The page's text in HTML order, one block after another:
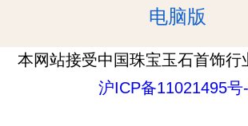
电脑版
本网站接受中国珠宝玉石首饰行
沪ICP备11021495号